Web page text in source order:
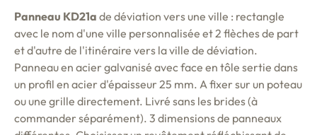
Panneau KD21a de déviation vers une ville : rectangle
avec le nom d'une ville personnalisée et 2 flèches de part
et d'autre de l'itinéraire vers la ville de déviation.
Panneau en acier galvanisé avec face en tôle sertie dans
un profil en acier d'épaisseur 25 mm. A fixer sur un poteau
ou une grille directement. Livré sans les brides (à
commander séparément). 3 dimensions de panneaux